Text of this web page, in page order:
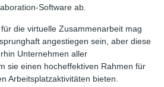
Software ab.
die virtuelle Zusammenarbeit mag
angestiegen sein, aber diese
Unternehmen aller
sie einen hocheffektiven Rahmen für
Arbeitsplatzaktivitäten bieten.